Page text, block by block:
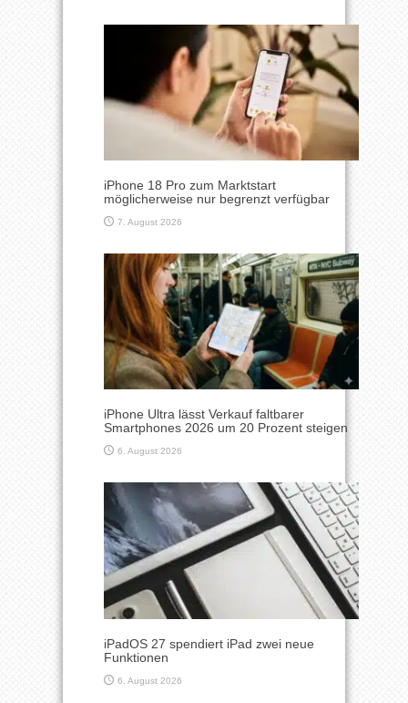
iPhone 18 Pro zum Marktstart
möglicherweise nur begrenzt verfügbar
7. August 2026
iPhone Ultra lässt Verkauf faltbarer
Smartphones 2026 um 20 Prozent steigen
6. August 2026
iPadOS 27 spendiert iPad zwei neue
Funktionen
6. August 2026